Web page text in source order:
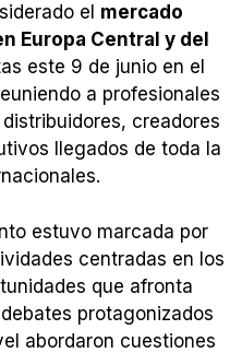
el mercado
Europa Central y del
este 9 de junio en el
a profesionales
creadores
llegados de toda la
estuvo marcada por
centradas en los
que afronta
protagonizados
abordaron cuestiones